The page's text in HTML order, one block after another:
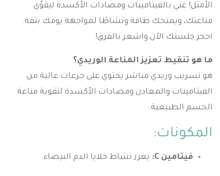
الأمثل! غني بالفيتامينات ومضادات الأكسدة ليقوّي
مناعتك، ويمنحك طاقة ونشاطًا لمواجهة يومك بثقة.
احجز جلستك الآن واشعر بالفرق!
ما هو تنقيط تعزيز المناعة الوريدي؟
هو تسريب وريدي مباشر يحتوي على جرعات عالية من
الفيتامينات والمعادن ومضادات الأكسدة لتقوية مناعة
الجسم الطبيعية.
المكونات:
فيتامين C: يعزز نشاط خلايا الدم البيضاء.